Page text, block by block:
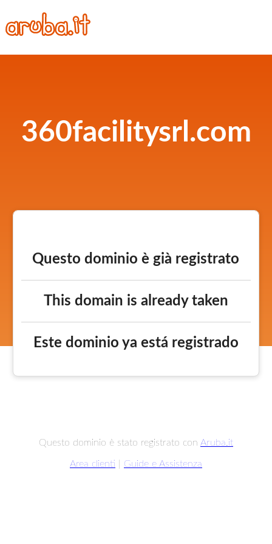
360facilitysrl.com
Questo dominio è già registrato
This domain is already taken
Este dominio ya está registrado
Questo dominio è stato registrato con Aruba.it
Area clienti Guide e Assistenza